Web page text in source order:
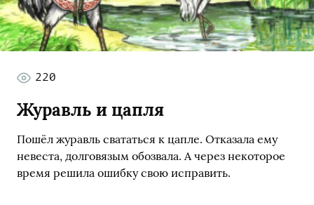
220
Журавль и цапля
Пошёл журавль свататься к цапле. Отказала ему
невеста, долговязым обозвала. А через некоторое
время решила ошибку свою исправить.